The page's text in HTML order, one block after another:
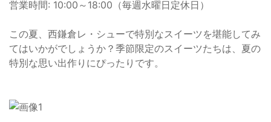
営業時間: 10:00～18:00（毎週水曜日定休日）
この夏、西鎌倉レ・シューで特別なスイーツを堪能してみ
てはいかがでしょうか？季節限定のスイーツたちは、夏の
特別な思い出作りにぴったりです。